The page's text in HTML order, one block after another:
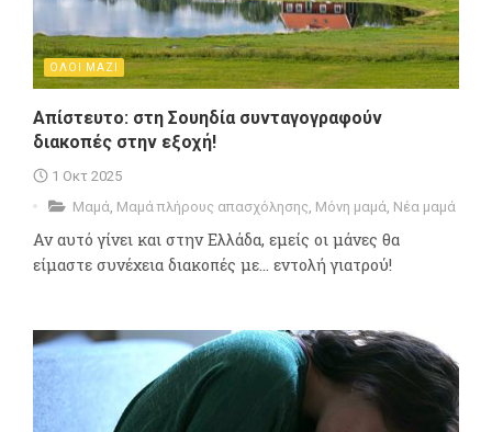
ΟΛΟΙ ΜΑΖΙ
Απίστευτο: στη Σουηδία συνταγογραφούν
διακοπές στην εξοχή!
1 Οκτ 2025
Μαμά, Μαμά πλήρους απασχόλησης, Μόνη μαμά, Νέα μαμά
Αν αυτό γίνει και στην Ελλάδα, εμείς οι μάνες θα
είμαστε συνέχεια διακοπές με... εντολή γιατρού!